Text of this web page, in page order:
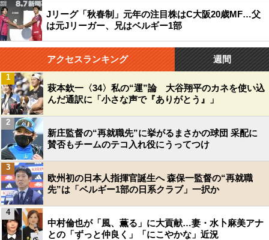
Jリーグ「秋春制」元年の注目株はC大阪20歳MF…父
は元Jリーガー、兄はベルギー1部
アクセスランキング 週間
萩本欽一〈34〉私の“運”論 大谷翔平のカネを使い込
んだ通訳に「小さな声で『ありがとう』」
1
新庄監督の“再就職先”に挙がるまさかの球団 采配に
賛否もチームのテコ入れ役にうってつけ
2
欧州初の日本人指揮官誕生へ 森保一監督の“再就職
先”は「ベルギー1部の日系クラブ」一択か
3
中村倫也が「風、薫る」に大貢献…妻・水卜麻美アナ
との「ずっと仲良く」「にこやかな」近況
4